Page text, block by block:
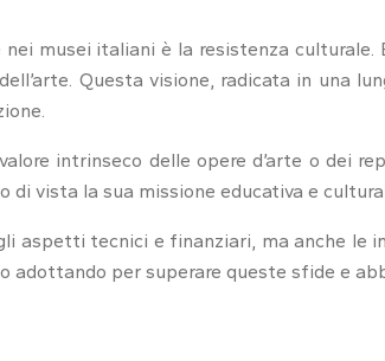
musei italiani è la resistenza culturale.
Questa visione, radicata in una
intrinseco delle opere d’arte o dei
vista la sua missione educativa e
tecnici e finanziari, ma anche le
per superare queste sfide e